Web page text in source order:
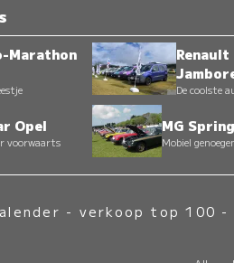
Marathon
Renault
De coolste
Opel
voorwaarts
MG
Mobiel
- verkoop top 100 -